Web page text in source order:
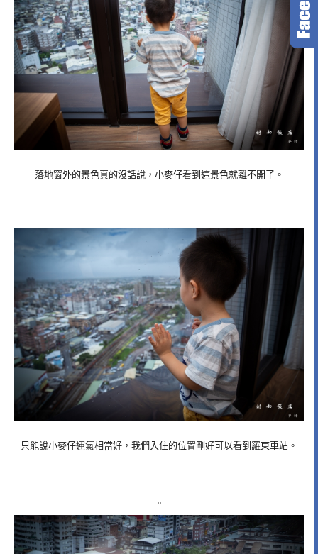
落地窗外的景色真的沒話說，小麥仔看到這景色就離不開了。
只能說小麥仔運氣相當好，我們入住的位置剛好可以看到羅東車站。
。